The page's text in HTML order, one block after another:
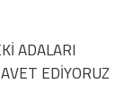
ADALARI
EDİYORUZ